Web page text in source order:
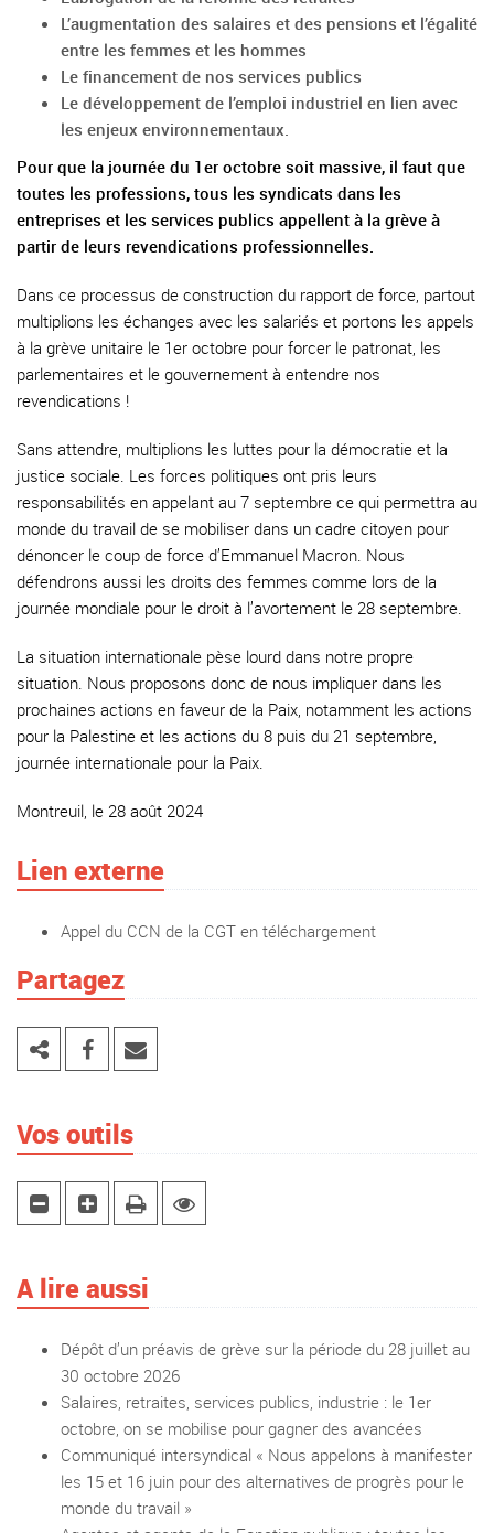
L’augmentation des salaires et des pensions et l’égalité
entre les femmes et les hommes
Le financement de nos services publics
Le développement de l’emploi industriel en lien avec
les enjeux environnementaux.
Pour que la journée du 1er octobre soit massive, il faut que
toutes les professions, tous les syndicats dans les
entreprises et les services publics appellent à la grève à
partir de leurs revendications professionnelles.
Dans ce processus de construction du rapport de force, partout
multiplions les échanges avec les salariés et portons les appels
à la grève unitaire le 1er octobre pour forcer le patronat, les
parlementaires et le gouvernement à entendre nos
revendications !
Sans attendre, multiplions les luttes pour la démocratie et la
justice sociale. Les forces politiques ont pris leurs
responsabilités en appelant au 7 septembre ce qui permettra au
monde du travail de se mobiliser dans un cadre citoyen pour
dénoncer le coup de force d’Emmanuel Macron. Nous
défendrons aussi les droits des femmes comme lors de la
journée mondiale pour le droit à l’avortement le 28 septembre.
La situation internationale pèse lourd dans notre propre
situation. Nous proposons donc de nous impliquer dans les
prochaines actions en faveur de la Paix, notamment les actions
pour la Palestine et les actions du 8 puis du 21 septembre,
journée internationale pour la Paix.
Montreuil, le 28 août 2024
Lien externe
Appel du CCN de la CGT en téléchargement
Partagez
Vos outils
A lire aussi
Dépôt d’un préavis de grève sur la période du 28 juillet au
30 octobre 2026
Salaires, retraites, services publics, industrie : le 1er
octobre, on se mobilise pour gagner des avancées
Communiqué intersyndical « Nous appelons à manifester
les 15 et 16 juin pour des alternatives de progrès pour le
monde du travail »